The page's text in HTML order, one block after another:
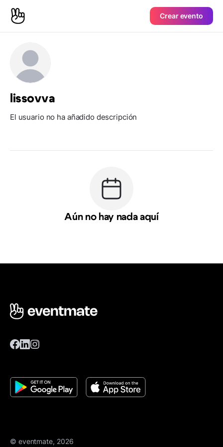
Crear evento
lissovva
El usuario no ha añadido descripción
Aún no hay nada aquí
© eventmate, 2026